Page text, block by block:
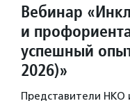
Вебинар
и
успешный
2026)»
Представители